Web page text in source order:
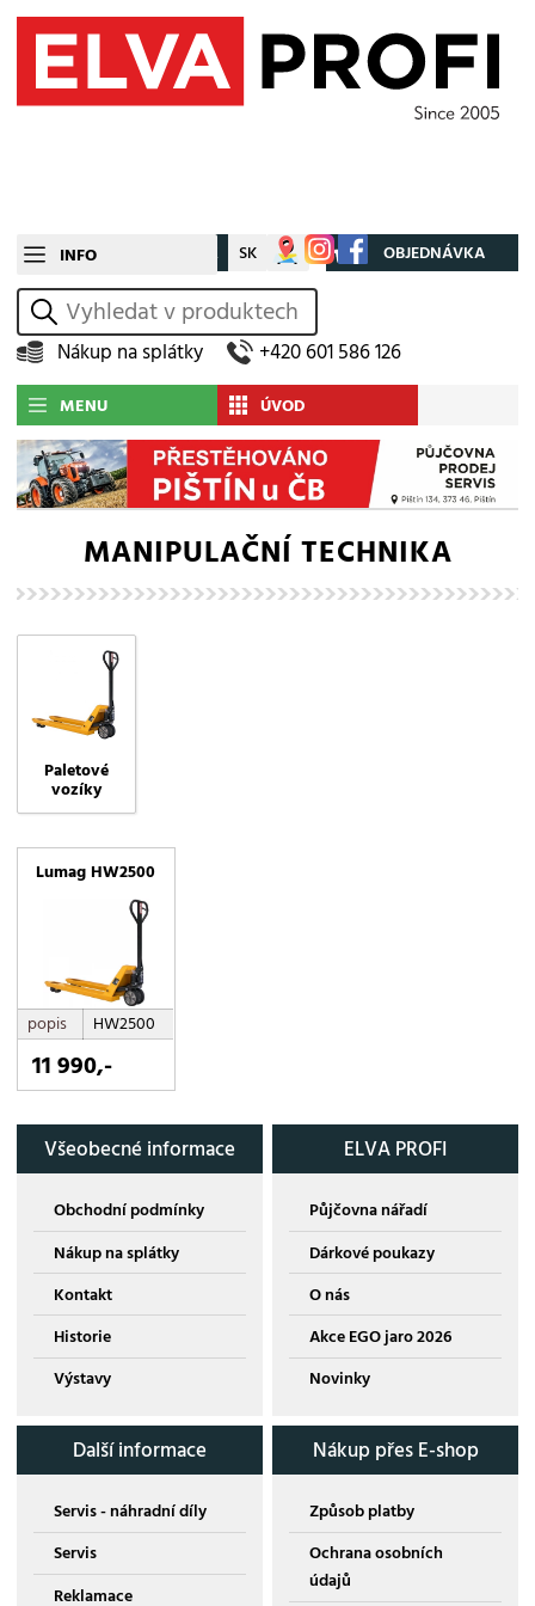
INFO CZ SK Můj účet OBJEDNÁVKA
vyhledat
Nákup na splátky +420 601 586 126
MENU ÚVOD
MANIPULAČNÍ TECHNIKA
Paletové
vozíky
Lumag HW2500
popis HW2500
11 990,-
Všeobecné informace
Obchodní podmínky
Nákup na splátky
Kontakt
Historie
Výstavy
ELVA PROFI
Půjčovna nářadí
Dárkové poukazy
O nás
Akce EGO jaro 2026
Novinky
Další informace
Servis - náhradní díly
Servis
Reklamace
Nákup přes E-shop
Způsob platby
Ochrana osobních
údajů